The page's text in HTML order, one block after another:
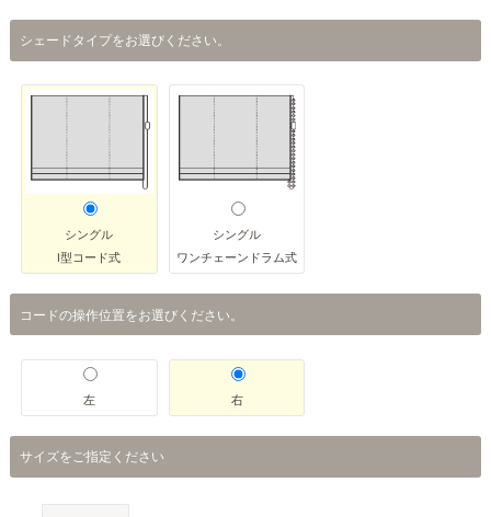
シェードタイプをお選びください。
シングル
I型コード式
シングル
ワンチェーンドラム式
コードの操作位置をお選びください。
左 右
サイズをご指定ください